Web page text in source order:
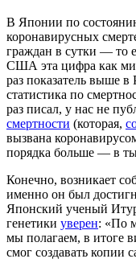
В Японии по
коронавирусных
граждан в сутки — то
США эта цифра как
раз показатель выше
статистика по
раз писал, у нас не
смертности (которая,
вызвана
порядка больше — в
Конечно, возникает
именно он был
Японский ученый
генетики уверен: «По
мы полагаем, в итоге
смог создавать копии